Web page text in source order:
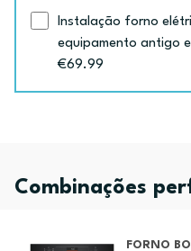
Instalação forno
equipamento antigo
€69.99
Combinações
FORNO